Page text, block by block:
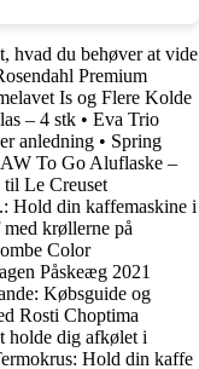
hvad du behøver at vide
Premium
Is og Flere Kolde
– 4 stk • Eva Trio
anledning • Spring
To Go Aluflaske –
Le Creuset
Hold din kaffemaskine i
krøllerne på
Color
Påskeæg 2021
Købsguide og
Rosti Choptima
holde dig afkølet i
Hold din kaffe